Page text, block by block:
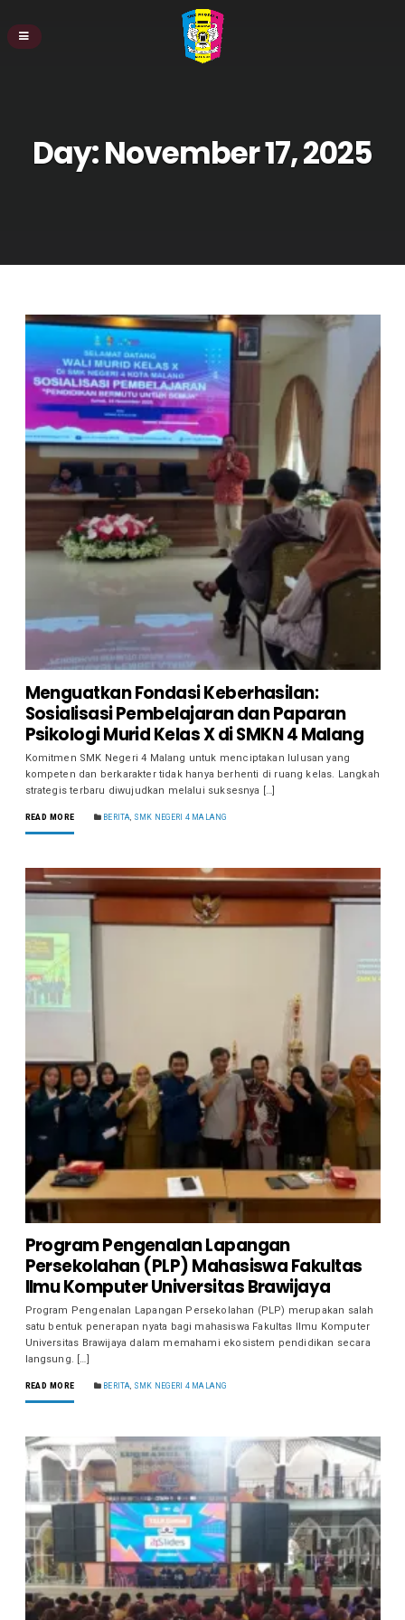
Day:November 17, 2025
Menguatkan Fondasi Keberhasilan:
Sosialisasi Pembelajaran dan Paparan
Psikologi Murid Kelas X di SMKN 4 Malang
Komitmen SMK Negeri 4 Malang untuk menciptakan lulusan yang
kompeten dan berkarakter tidak hanya berhenti di ruang kelas. Langkah
strategis terbaru diwujudkan melalui suksesnya […]
READ MORE BERITA SMK NEGERI 4 MALANG
Program Pengenalan Lapangan
Persekolahan (PLP) Mahasiswa Fakultas
Ilmu Komputer Universitas Brawijaya
Program Pengenalan Lapangan Persekolahan (PLP) merupakan salah
satu bentuk penerapan nyata bagi mahasiswa Fakultas Ilmu Komputer
Universitas Brawijaya dalam memahami ekosistem pendidikan secara
langsung. […]
READ MORE BERITA SMK NEGERI 4 MALANG